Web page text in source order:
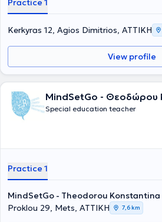
Practice 1
Kerkyras 12, Agios Dimitrios, ΑΤΤΙΚΗ
View profile
MindSetGo - Θεοδώρου
Special education teacher
Practice 1
MindSetGo - Theodorou Konstantina
Proklou 29, Mets, ΑΤΤΙΚΗ
7,6 km